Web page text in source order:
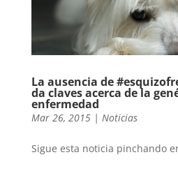
La ausencia de
da claves acerca de la
enfermedad
Mar 26, 2015| Noticias
Sigue esta noticia pinchando